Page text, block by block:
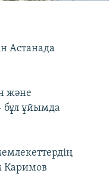
Астанада
және
бұл ұйымда
Каримов